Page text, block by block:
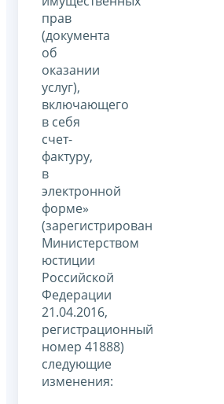
прав
(документа
об
оказании
услуг),
включающего
в себя
счет-
фактуру,
в
электронной
форме»
(зарегистрирован
Министерством
юстиции
Российской
Федерации
21.04.2016,
регистрационный
номер 41888)
следующие
изменения: